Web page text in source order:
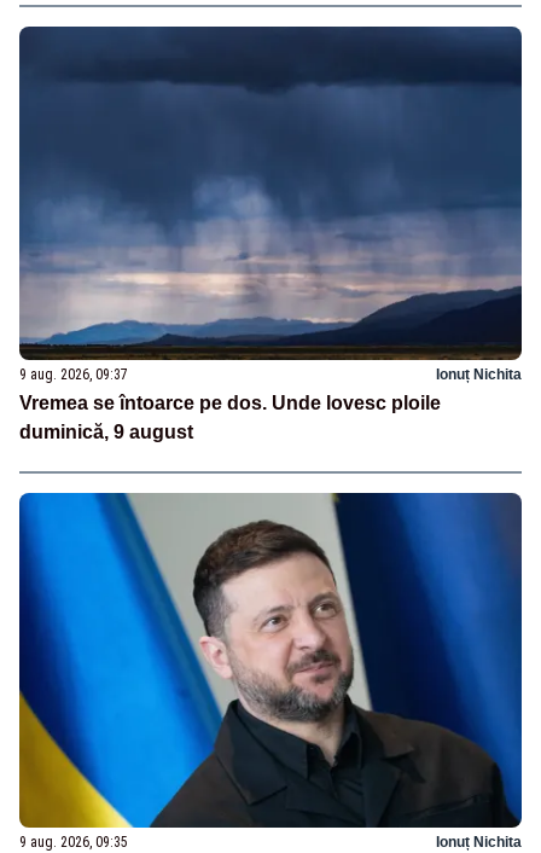
9 aug. 2026, 09:37 Ionuț Nichita
Vremea se întoarce pe dos. Unde lovesc ploile
duminică, 9 august
9 aug. 2026, 09:35 Ionuț Nichita